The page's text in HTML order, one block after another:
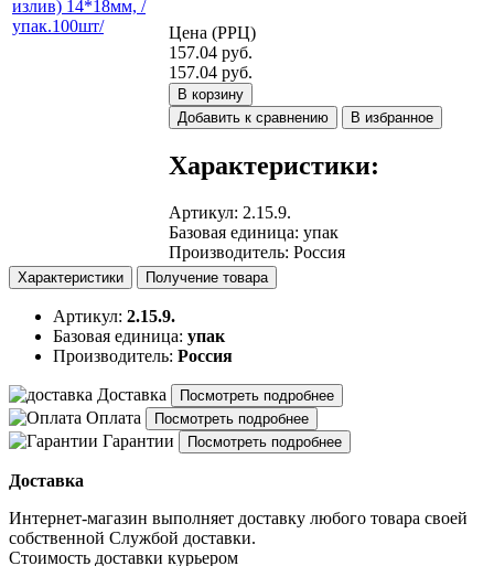
Цена (РРЦ)
157.04 руб.
157.04 руб.
В корзину
Добавить к сравнению
В избранное
Характеристики:
Артикул: 2.15.9.
Базовая единица: упак
Производитель: Россия
Характеристики Получение товара
Артикул: 2.15.9.
Базовая единица: упак
Производитель: Россия
Доставка Посмотреть подробнее
Оплата Посмотреть подробнее
Гарантии Посмотреть подробнее
Доставка
Интернет-магазин выполняет доставку любого товара своей
собственной Службой доставки.
Стоимость доставки курьером